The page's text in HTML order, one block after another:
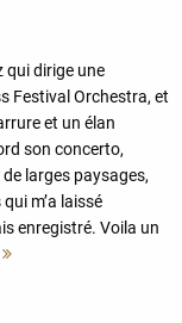
qui dirige une
Festival Orchestra, et
et un élan
son concerto,
larges paysages,
m’a laissé
enregistré. Voila un